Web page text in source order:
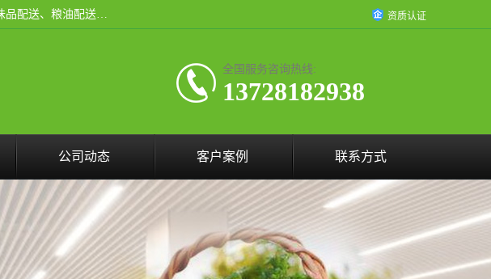
东莞市康隆膳食管理有限公司主要从事：蔬菜配送、食堂承包、企业工厂食堂承包、机关单位食堂承包、调味品配送、粮油配送、干货配送、副食配送、水果配送、海鲜配送等业务，东莞蔬菜配送电话，咨询在线客服。 资质认证
全国服务咨询热线:
13728182938
公司动态 客户案例 联系方式